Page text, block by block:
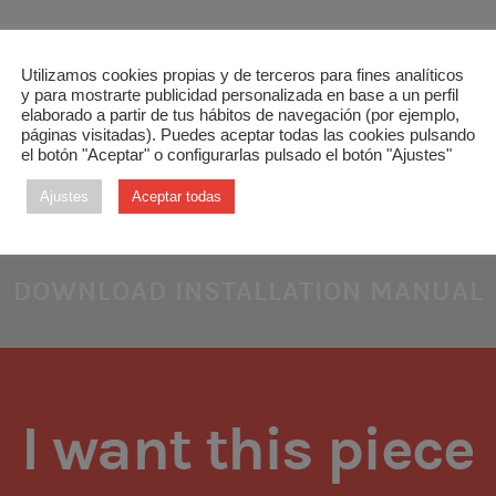
for HISENSE units units
between the central Zoning units and the HISENSE
profile duct units and VRV.
I want this piece
Utilizamos cookies propias y de terceros para fines analíticos
y para mostrarte publicidad personalizada en base a un perfil
elaborado a partir de tus hábitos de navegación (por ejemplo,
páginas visitadas). Puedes aceptar todas las cookies pulsando
el botón "Aceptar" o configurarlas pulsado el botón "Ajustes"
Ajustes Aceptar todas